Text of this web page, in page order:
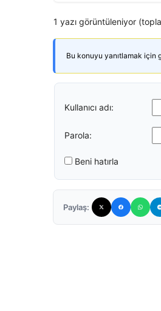
1 yazı görüntüleniyor
Bu konuyu yanıtlamak için
Kullanıcı adı:
Parola:
Beni hatırla
Paylaş: